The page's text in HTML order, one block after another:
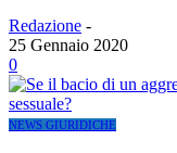
Redazione -
25 Gennaio 2020
0
NEWS GIURIDICHE